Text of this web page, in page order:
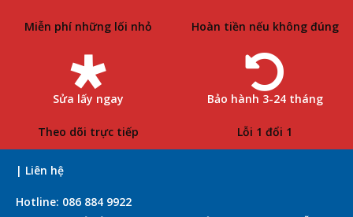
Miễn phí những lối nhỏ Hoàn tiền nếu không đúng
Sửa lấy ngay
Theo dõi trực tiếp
Bảo hành 3-24 tháng
Lỗi 1 đổi 1
| Liên hệ
Hotline: 086 884 9922